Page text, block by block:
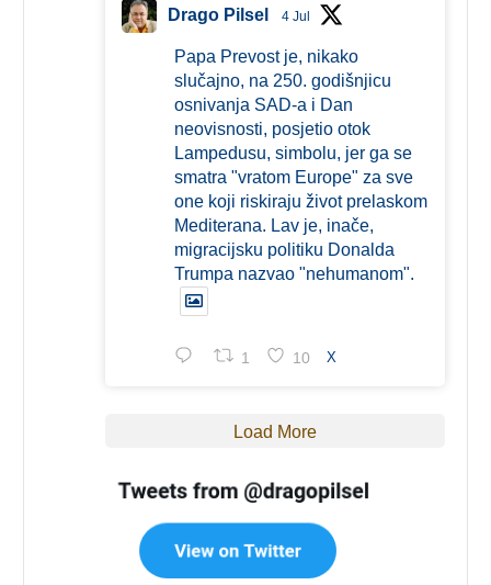
Drago Pilsel 4 Jul
Papa Prevost je, nikako
slučajno, na 250. godišnjicu
osnivanja SAD-a i Dan
neovisnosti, posjetio otok
Lampedusu, simbolu, jer ga se
smatra "vratom Europe" za sve
one koji riskiraju život prelaskom
Mediterana. Lav je, inače,
migracijsku politiku Donalda
Trumpa nazvao "nehumanom".
1 10 X
Load More